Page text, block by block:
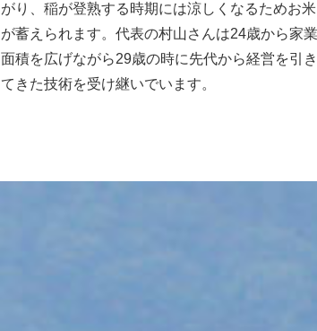
がり、稲が登熟する時期には涼しくなるためお
が蓄えられます。代表の村山さんは24歳から家
面積を広げながら29歳の時に先代から経営を引
てきた技術を受け継いでいます。